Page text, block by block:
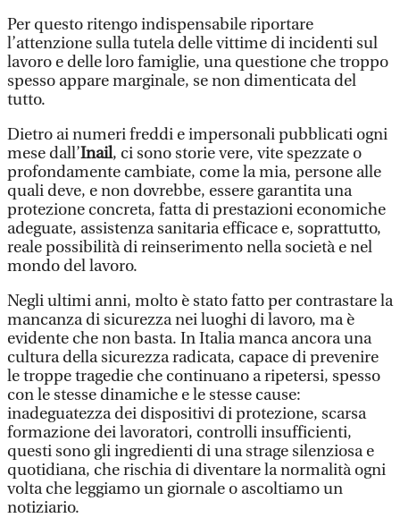
Per questo ritengo indispensabile riportare
l’attenzione sulla tutela delle vittime di incidenti sul
lavoro e delle loro famiglie, una questione che troppo
spesso appare marginale, se non dimenticata del
tutto.
Dietro ai numeri freddi e impersonali pubblicati ogni
mese dall’Inail, ci sono storie vere, vite spezzate o
profondamente cambiate, come la mia, persone alle
quali deve, e non dovrebbe, essere garantita una
protezione concreta, fatta di prestazioni economiche
adeguate, assistenza sanitaria efficace e, soprattutto,
reale possibilità di reinserimento nella società e nel
mondo del lavoro.
Negli ultimi anni, molto è stato fatto per contrastare la
mancanza di sicurezza nei luoghi di lavoro, ma è
evidente che non basta. In Italia manca ancora una
cultura della sicurezza radicata, capace di prevenire
le troppe tragedie che continuano a ripetersi, spesso
con le stesse dinamiche e le stesse cause:
inadeguatezza dei dispositivi di protezione, scarsa
formazione dei lavoratori, controlli insufficienti,
questi sono gli ingredienti di una strage silenziosa e
quotidiana, che rischia di diventare la normalità ogni
volta che leggiamo un giornale o ascoltiamo un
notiziario.